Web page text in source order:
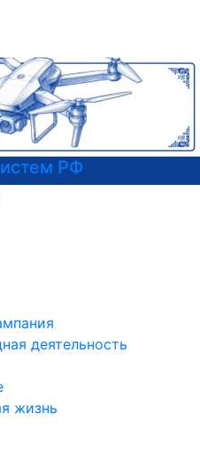
карьеры
деятельность
жизнь